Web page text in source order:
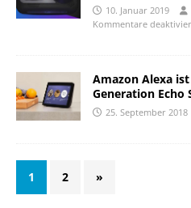
10. Januar 2019
Kommentare
Amazon Alexa
Generation Echo
25. September 2018
1 2 »